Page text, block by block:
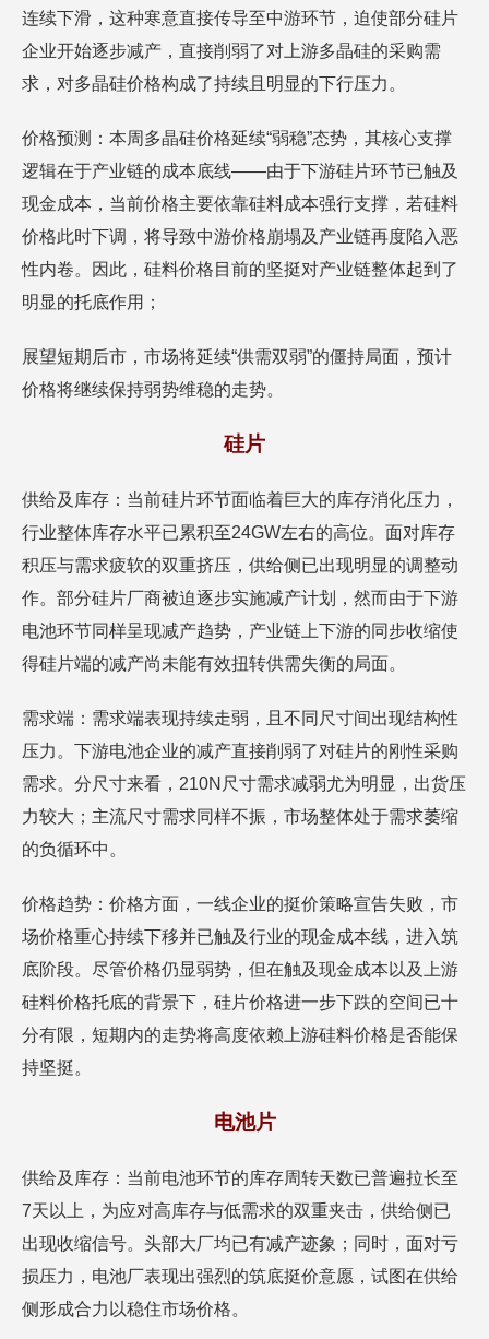
连续下滑，这种寒意直接传导至中游环节，迫使部分硅片
企业开始逐步减产，直接削弱了对上游多晶硅的采购需
求，对多晶硅价格构成了持续且明显的下行压力。
价格预测：本周多晶硅价格延续“弱稳”态势，其核心支撑
逻辑在于产业链的成本底线——由于下游硅片环节已触及
现金成本，当前价格主要依靠硅料成本强行支撑，若硅料
价格此时下调，将导致中游价格崩塌及产业链再度陷入恶
性内卷。因此，硅料价格目前的坚挺对产业链整体起到了
明显的托底作用；
展望短期后市，市场将延续“供需双弱”的僵持局面，预计
价格将继续保持弱势维稳的走势。
硅片
供给及库存：当前硅片环节面临着巨大的库存消化压力，
行业整体库存水平已累积至24GW左右的高位。面对库存
积压与需求疲软的双重挤压，供给侧已出现明显的调整动
作。部分硅片厂商被迫逐步实施减产计划，然而由于下游
电池环节同样呈现减产趋势，产业链上下游的同步收缩使
得硅片端的减产尚未能有效扭转供需失衡的局面。
需求端：需求端表现持续走弱，且不同尺寸间出现结构性
压力。下游电池企业的减产直接削弱了对硅片的刚性采购
需求。分尺寸来看，210N尺寸需求减弱尤为明显，出货压
力较大；主流尺寸需求同样不振，市场整体处于需求萎缩
的负循环中。
价格趋势：价格方面，一线企业的挺价策略宣告失败，市
场价格重心持续下移并已触及行业的现金成本线，进入筑
底阶段。尽管价格仍显弱势，但在触及现金成本以及上游
硅料价格托底的背景下，硅片价格进一步下跌的空间已十
分有限，短期内的走势将高度依赖上游硅料价格是否能保
持坚挺。
电池片
供给及库存：当前电池环节的库存周转天数已普遍拉长至
7天以上，为应对高库存与低需求的双重夹击，供给侧已
出现收缩信号。头部大厂均已有减产迹象；同时，面对亏
损压力，电池厂表现出强烈的筑底挺价意愿，试图在供给
侧形成合力以稳住市场价格。